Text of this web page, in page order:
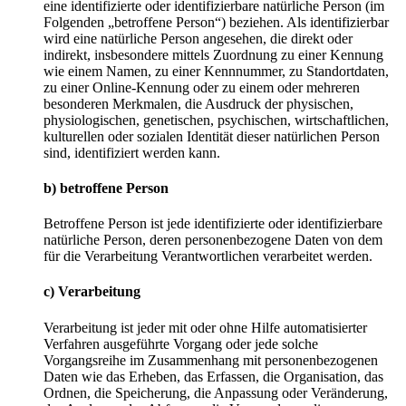
eine identifizierte oder identifizierbare natürliche Person (im
Folgenden „betroffene Person“) beziehen. Als identifizierbar
wird eine natürliche Person angesehen, die direkt oder
indirekt, insbesondere mittels Zuordnung zu einer Kennung
wie einem Namen, zu einer Kennnummer, zu Standortdaten,
zu einer Online-Kennung oder zu einem oder mehreren
besonderen Merkmalen, die Ausdruck der physischen,
physiologischen, genetischen, psychischen, wirtschaftlichen,
kulturellen oder sozialen Identität dieser natürlichen Person
sind, identifiziert werden kann.
b) betroffene Person
Betroffene Person ist jede identifizierte oder identifizierbare
natürliche Person, deren personenbezogene Daten von dem
für die Verarbeitung Verantwortlichen verarbeitet werden.
c) Verarbeitung
Verarbeitung ist jeder mit oder ohne Hilfe automatisierter
Verfahren ausgeführte Vorgang oder jede solche
Vorgangsreihe im Zusammenhang mit personenbezogenen
Daten wie das Erheben, das Erfassen, die Organisation, das
Ordnen, die Speicherung, die Anpassung oder Veränderung,